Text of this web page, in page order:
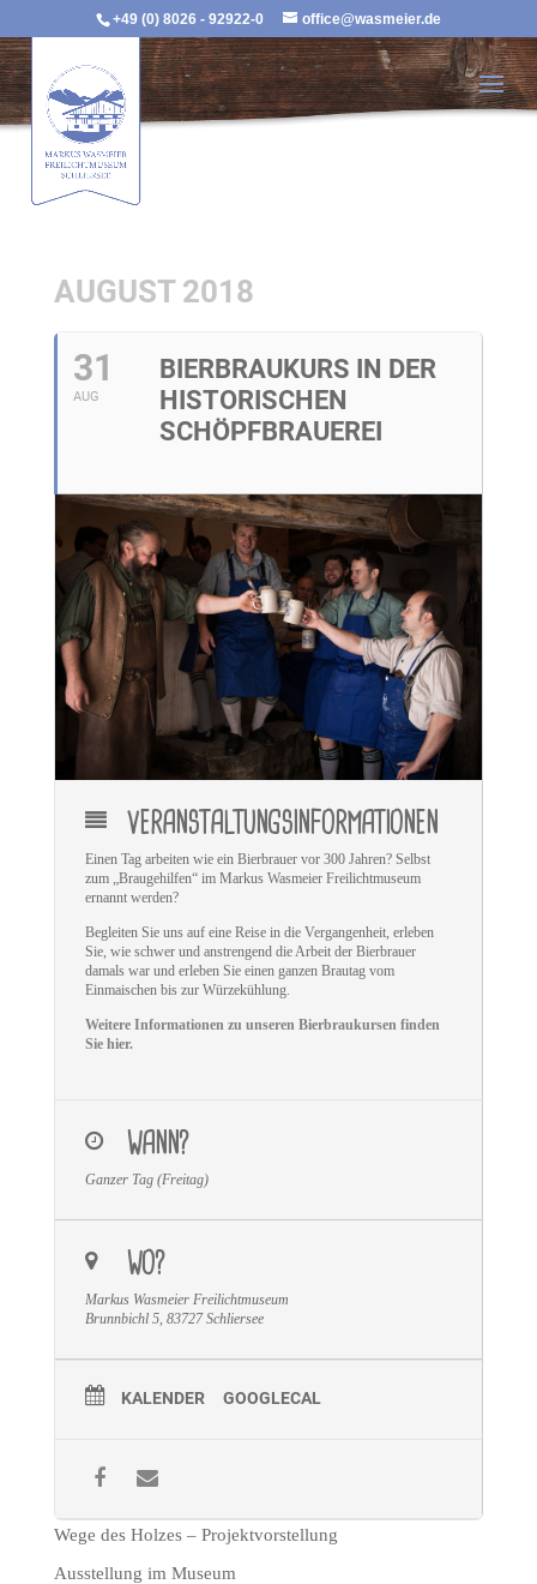
+49 (0) 8026 - 92922-0 office@wasmeier.de
AUGUST 2018
31
AUG
BIERBRAUKURS IN DER
HISTORISCHEN
SCHÖPFBRAUEREI
VERANSTALTUNGSINFORMATIONEN
Einen Tag arbeiten wie ein Bierbrauer vor 300 Jahren? Selbst
zum „Braugehilfen“ im Markus Wasmeier Freilichtmuseum
ernannt werden?
Begleiten Sie uns auf eine Reise in die Vergangenheit, erleben
Sie, wie schwer und anstrengend die Arbeit der Bierbrauer
damals war und erleben Sie einen ganzen Brautag vom
Einmaischen bis zur Würzekühlung.
Weitere Informationen zu unseren Bierbraukursen finden
Sie hier.
WANN?
Ganzer Tag (Freitag)
WO?
Markus Wasmeier Freilichtmuseum
Brunnbichl 5, 83727 Schliersee
KALENDER GOOGLECAL
Wege des Holzes – Projektvorstellung
Ausstellung im Museum